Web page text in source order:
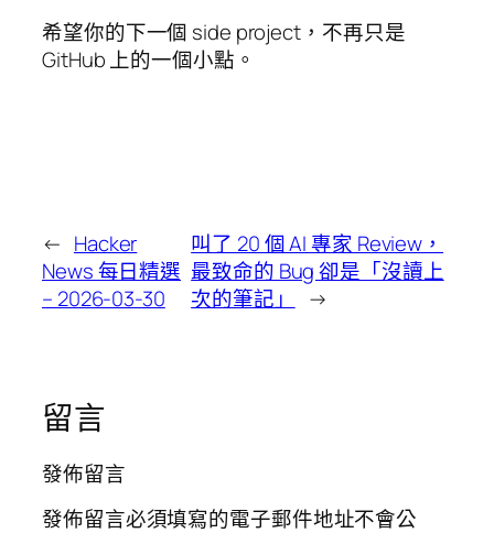
希望你的下一個 side project，不再只是
GitHub 上的一個小點。
← Hacker
News 每日精選
– 2026-03-30
叫了 20 個 AI 專家 Review，
最致命的 Bug 卻是「沒讀上
次的筆記」
→
留言
發佈留言
發佈留言必須填寫的電子郵件地址不會公